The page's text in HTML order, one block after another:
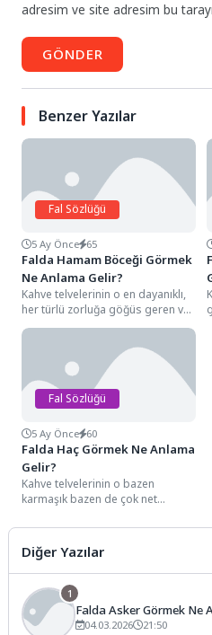
adresim ve site adresim bu
GÖNDER
Benzer Yazılar
Fal Sözlüğü
5 Ay Önce 65
Falda Hamam Böceği Görmek
Ne Anlama Gelir?
Kahve telvelerinin o en dayanıklı,
her türlü zorluğa göğüs geren ve
hayatta kalma içgüdüsünü en...
Fal Sözlüğü
5 Ay Önce 60
Falda Haç Görmek Ne Anlama
Gelir?
Kahve telvelerinin o bazen
karmaşık bazen de çok net
arasında bir haç...
Diğer Yazılar
1
Falda Asker Görmek Ne
04.03.2026 21:50